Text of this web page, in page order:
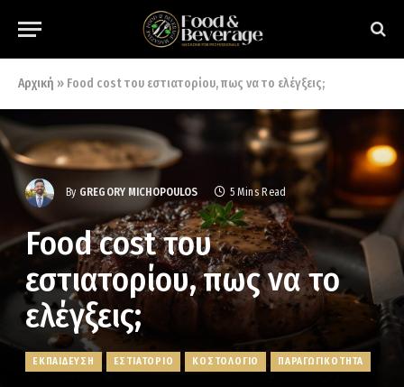
Αρχική » Food cost του εστιατορίου, πως να το ελέγξεις;
By GREGORY MICHOPOULOS 5 Mins Read
Food cost του
εστιατορίου, πως να το
ελέγξεις;
ΕΚΠΑΙΔΕΥΣΗ ΕΣΤΙΑΤΟΡΙΟ ΚΟΣΤΟΛΟΓΙΟ ΠΑΡΑΓΩΓΙΚΟΤΗΤΑ